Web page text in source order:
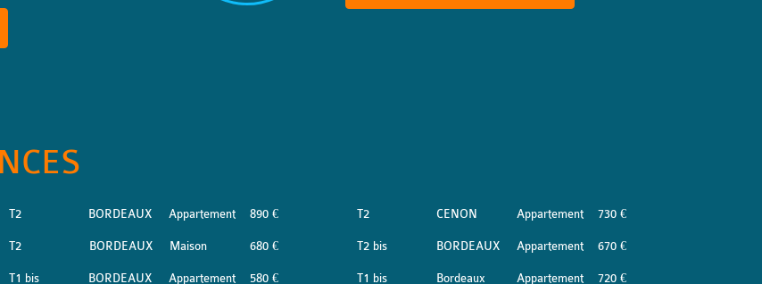
T2 BORDEAUX Appartement 890 €
T2 BORDEAUX Maison 680 €
T1 bis BORDEAUX Appartement 580 €
T2 CENON Appartement 730 €
T2 bis BORDEAUX Appartement 670 €
T1 bis Bordeaux Appartement 720 €